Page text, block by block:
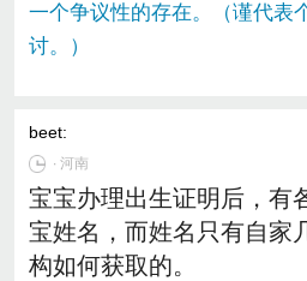
一个争议性的存在。（谨代表
讨。）
beet:
∙河南
宝宝办理出生证明后，有
宝姓名，而姓名只有自家
构如何获取的。